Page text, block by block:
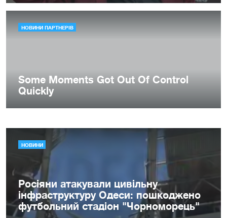
НОВИНИ
Росіяни атакували цивільну
інфраструктуру Одеси: пошкоджено
футбольний стадіон "Чорноморець"